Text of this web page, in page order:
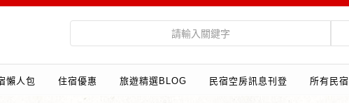
懶人包 住宿優惠 旅遊精選BLOG 民宿空房訊息刊登 所有民宿